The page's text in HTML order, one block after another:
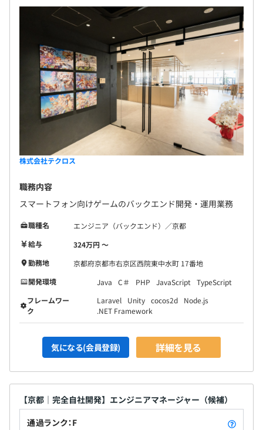
況により判断
契約更新の上限
更新上限なし
3カ月（待遇の変更はありません）
株式会社テクロス
職務内容
スマートフォン向けゲームのバックエンド開発・運用業務
職種名
エンジニア（バックエンド）／京都
給与
324万円 〜
勤務地
京都府京都市右京区西院東中水町 17番地
開発環境
Java C＃ PHP JavaScript
TypeScript
フレームワー
ク
Laravel Unity cocos2d
Node.js
.NET Framework
気になる(会員登録) 詳細を見る
【京都｜完全自社開発】エンジニアマネージャー（候補）
通過ランク：F